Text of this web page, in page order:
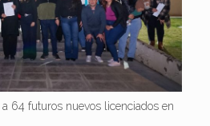
64 futuros nuevos licenciados en